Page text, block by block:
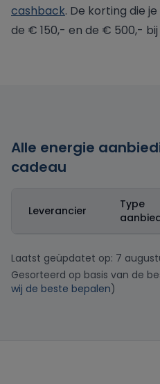
cashback. De korting die
de € 150,- en de € 500,-
Alle energie
cadeau
Leverancier
Type
Laatst geüpdatet op: 7
Gesorteerd op basis van de
wij de beste bepalen)